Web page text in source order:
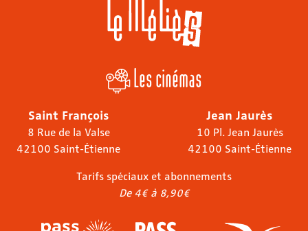
Les cinémas
Saint François
8 Rue de la Valse
42100 Saint-Étienne
Jean Jaurès
10 Pl. Jean Jaurès
42100 Saint-Étienne
Tarifs spéciaux et abonnements
De 4€ à 8,90€